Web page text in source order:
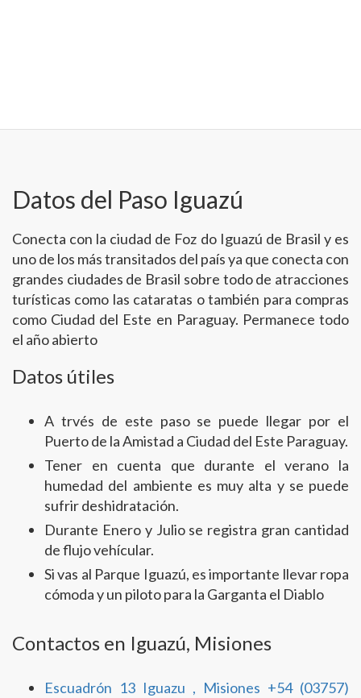
Datos del Paso Iguazú
Conecta con la ciudad de Foz do Iguazú de Brasil y es
uno de los más transitados del país ya que conecta con
grandes ciudades de Brasil sobre todo de atracciones
turísticas como las cataratas o también para compras
como Ciudad del Este en Paraguay. Permanece todo
el año abierto
Datos útiles
A trvés de este paso se puede llegar por el
Puerto de la Amistad a Ciudad del Este Paraguay.
Tener en cuenta que durante el verano la
humedad del ambiente es muy alta y se puede
sufrir deshidratación.
Durante Enero y Julio se registra gran cantidad
de flujo vehícular.
Si vas al Parque Iguazú, es importante llevar ropa
cómoda y un piloto para la Garganta el Diablo
Contactos en Iguazú, Misiones
Escuadrón 13 Iguazu , Misiones +54 (03757)